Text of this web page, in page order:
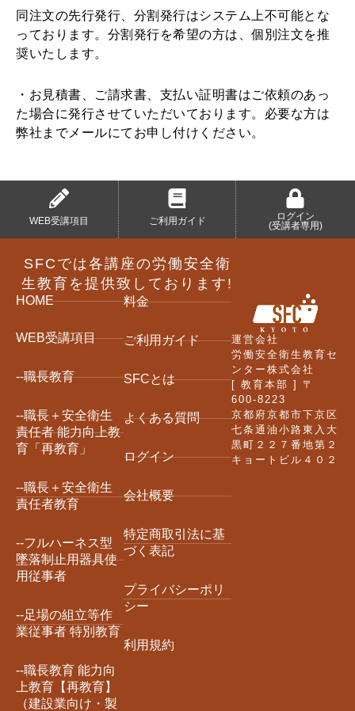
同注文の先行発行、分割発行はシステム上不可能とな
っております。分割発行を希望の方は、個別注文を推
奨いたします。
・お見積書、ご請求書、支払い証明書はご依頼のあっ
た場合に発行させていただいております。必要な方は
弊社までメールにてお申し付けください。
WEB受講項目 ご利用ガイド
ログイン
(受講者専用)
SFCでは各講座の労働安全衛
生教育を提供致しております!
HOME
WEB受講項目
--職長教育
--職長＋安全衛生
責任者 能力向上教
育「再教育」
--職長＋安全衛生
責任者教育
--フルハーネス型
墜落制止用器具使
用従事者
--足場の組立等作
業従事者 特別教育
--職長教育 能力向
上教育【再教育】
（建設業向け・製
料金
ご利用ガイド
SFCとは
よくある質問
ログイン
会社概要
特定商取引法に基
づく表記
プライバシーポリ
シー
利用規約
運営会社
労働安全衛生教育セ
ンター株式会社
[ 教育本部 ] 〒
600-8223
京都府京都市下京区
七条通油小路東入大
黒町２２７番地第２
キョートビル４０２